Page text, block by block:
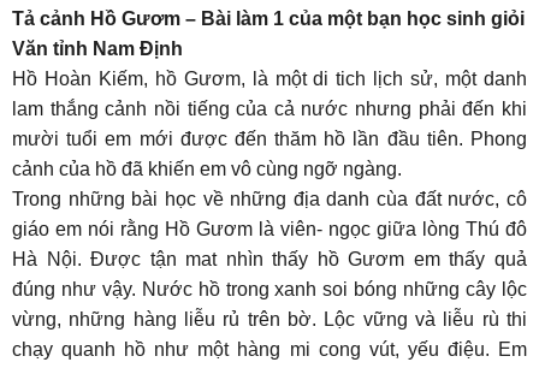
Tả cảnh Hồ Gươm – Bài làm 1 của một bạn học sinh giỏi
Văn tỉnh Nam Định
Hồ Hoàn Kiếm, hồ Gươm, là một di tich lịch sử, một danh
lam thắng cảnh nồi tiếng của cả nước nhưng phải đến khi
mười tuổi em mới được đến thăm hồ lần đầu tiên. Phong
cảnh của hồ đã khiến em vô cùng ngỡ ngàng.
Trong những bài học về những địa danh cùa đất nước, cô
giáo em nói rằng Hồ Gươm là viên- ngọc giữa lòng Thú đô
Hà Nội. Được tận mat nhìn thấy hồ Gươm em thấy quả
đúng như vậy. Nước hồ trong xanh soi bóng những cây lộc
vừng, những hàng liễu rủ trên bờ. Lộc vững và liễu rù thi
chạy quanh hồ như một hàng mi cong vút, yếu điệu. Em